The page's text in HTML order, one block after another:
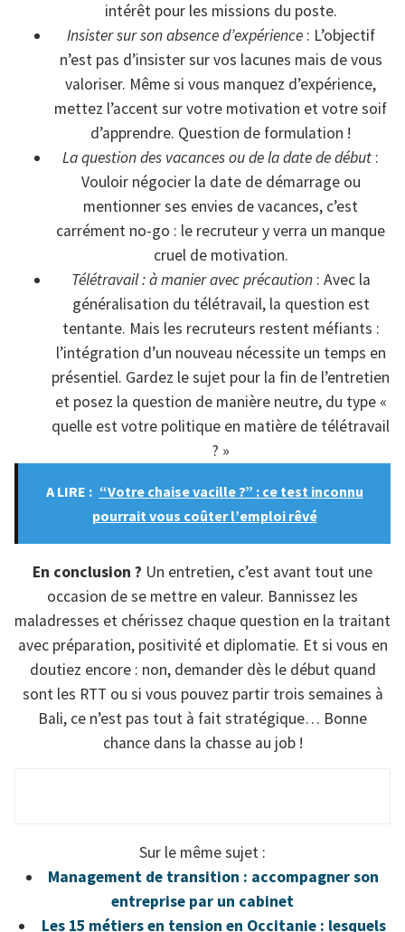
intérêt pour les missions du poste.
Insister sur son absence d’expérience: L’objectif
n’est pas d’insister sur vos lacunes mais de vous
valoriser. Même si vous manquez d’expérience,
mettez l’accent sur votre motivation et votre soif
d’apprendre. Question de formulation !
La question des vacances ou de la date de début :
Vouloir négocier la date de démarrage ou
mentionner ses envies de vacances, c’est
carrément no-go : le recruteur y verra un manque
cruel de motivation.
Télétravail : à manier avec précaution: Avec la
généralisation du télétravail, la question est
tentante. Mais les recruteurs restent méfiants :
l’intégration d’un nouveau nécessite un temps en
présentiel. Gardez le sujet pour la fin de l’entretien
et posez la question de manière neutre, du type «
quelle est votre politique en matière de télétravail
? »
A LIRE : “Votre chaise vacille ?” : ce test inconnu
pourrait vous coûter l’emploi rêvé
En conclusion ? Un entretien, c’est avant tout une
occasion de se mettre en valeur. Bannissez les
maladresses et chérissez chaque question en la traitant
avec préparation, positivité et diplomatie. Et si vous en
doutiez encore : non, demander dès le début quand
sont les RTT ou si vous pouvez partir trois semaines à
Bali, ce n’est pas tout à fait stratégique… Bonne
chance dans la chasse au job !
Sur le même sujet :
Management de transition : accompagner son
entreprise par un cabinet
Les 15 métiers en tension en Occitanie : lesquels